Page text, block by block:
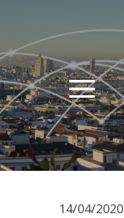
14/04/2020